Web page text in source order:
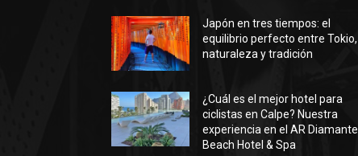
Japón en tres tiempos: el
equilibrio perfecto entre Tokio,
naturaleza y tradición
¿Cuál es el mejor hotel para
ciclistas en Calpe? Nuestra
experiencia en el AR Diamante
Beach Hotel & Spa